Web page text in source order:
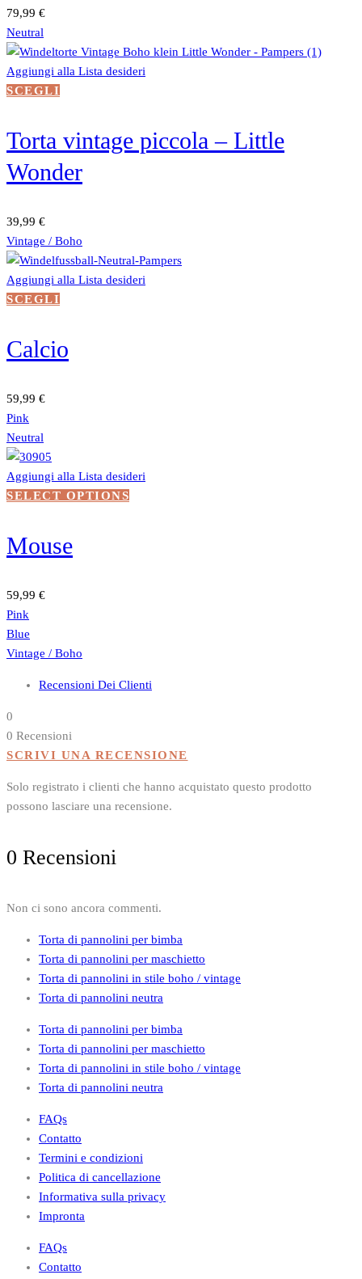
possono
essere
scelte
del
prodotto
79,99 €
Neutral
Aggiungi alla Lista desideri
SCEGLI
più
varianti.
Le
essere
scelte
nella
pagina
Torta vintage piccola – Little
Wonder
39,99 €
Vintage / Boho
Aggiungi alla Lista desideri
SCEGLI
più
scelte
nella
prodotto
Calcio
59,99 €
Pink
Neutral
Aggiungi alla Lista desideri
SELECT OPTIONS
nella
Mouse
59,99 €
Pink
Blue
Vintage / Boho
Recensioni Dei Clienti
0
0 Recensioni
SCRIVI UNA RECENSIONE
Solo registrato i clienti che hanno acquistato questo prodotto
possono lasciare una recensione.
0 Recensioni
Non ci sono ancora commenti.
Torta di pannolini per bimba
Torta di pannolini per maschietto
Torta di pannolini in stile boho / vintage
Torta di pannolini neutra
Torta di pannolini per bimba
Torta di pannolini per maschietto
Torta di pannolini in stile boho / vintage
Torta di pannolini neutra
FAQs
Contatto
Termini e condizioni
Politica di cancellazione
Informativa sulla privacy
Impronta
FAQs
Contatto